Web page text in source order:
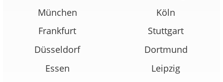
München
Köln
Frankfurt
Stuttgart
Düsseldorf
Dortmund
Essen
Leipzig